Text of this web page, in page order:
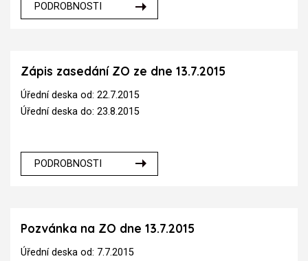
PODROBNOSTI
Zápis zasedání ZO ze dne 13.7.2015
Úřední deska od: 22.7.2015
Úřední deska do: 23.8.2015
PODROBNOSTI
Pozvánka na ZO dne 13.7.2015
Úřední deska od: 7.7.2015